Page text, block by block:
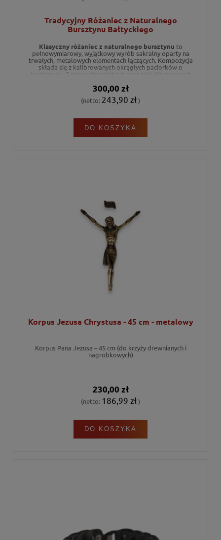
Tradycyjny Różaniec z Naturalnego
Bursztynu Bałtyckiego
Klasyczny różaniec z naturalnego bursztynu to
pełnowymiarowy, wyjątkowy wyrób sakralny oparty na
trwałych, metalowych elementach łączących. Kompozycja
składa się z kalibrowanych okrągłych paciorków o
średnicy ok. 7 mm w dziesiątkach oraz niekalibrowanych
miodowo-koniakowe odcienie bursztynu bałtyckiego w
połączeniu ze srebrnym krzyżykiem z pasyjką tworzą
piękny i ponadczasowy symbol wiary. Ze względu na
300,00 zł
(netto: 243,90 zł)
DO KOSZYKA
Korpus Jezusa Chrystusa - 45 cm - metalowy
Korpus Pana Jezusa – 45 cm (do krzyży drewnianych i
nagrobkowych)
230,00 zł
(netto: 186,99 zł)
DO KOSZYKA